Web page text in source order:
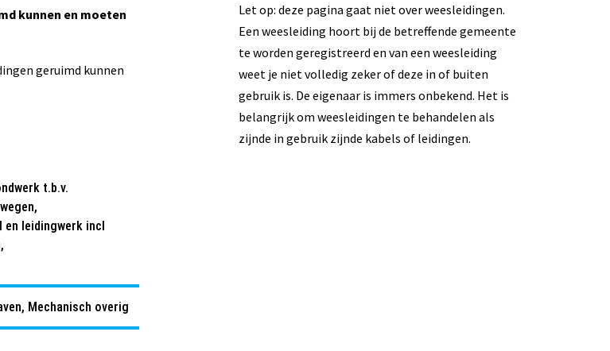
kunnen en moeten
geruimd kunnen
t.b.v.
en leidingwerk incl
Mechanisch overig
Let op: deze pagina gaat niet over weesleidingen.
Een weesleiding hoort bij de betreffende gemeente
te worden geregistreerd en van een weesleiding
weet je niet volledig zeker of deze in of buiten
gebruik is. De eigenaar is immers onbekend. Het is
belangrijk om weesleidingen te behandelen als
zijnde in gebruik zijnde kabels of leidingen.